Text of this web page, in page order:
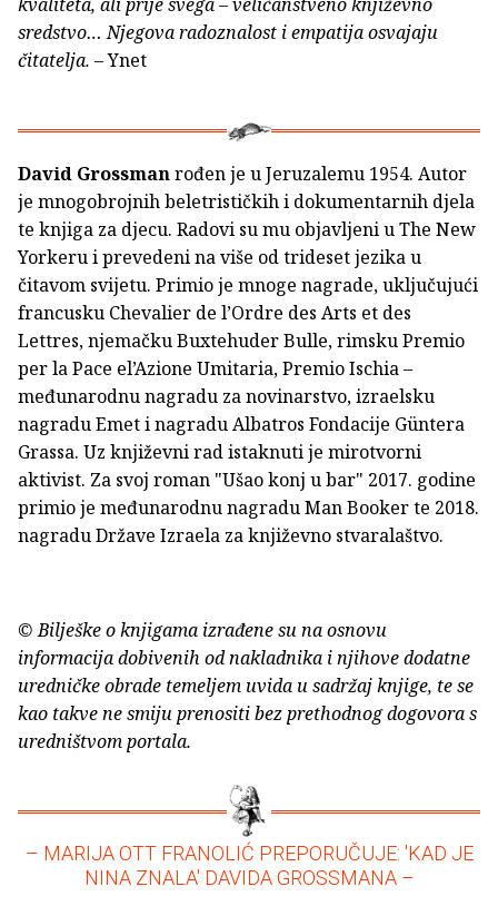
sredstvo… Njegova radoznalost i empatija osvajaju
čitatelja. – Ynet
David Grossmanrođen je u Jeruzalemu 1954. Autor
je mnogobrojnih beletrističkih i dokumentarnih djela
te knjiga za djecu. Radovi su mu objavljeni u The New
Yorkeru i prevedeni na više od trideset jezika u
čitavom svijetu. Primio je mnoge nagrade, uključujući
francusku Chevalier de l’Ordre des Arts et des
Lettres, njemačku Buxtehuder Bulle, rimsku Premio
per la Pace el’Azione Umitaria, Premio Ischia –
međunarodnu nagradu za novinarstvo, izraelsku
nagradu Emet i nagradu Albatros Fondacije Güntera
Grassa. Uz književni rad istaknuti je mirotvorni
aktivist. Za svoj roman "Ušao konj u bar" 2017. godine
primio je međunarodnu nagradu Man Booker te 2018.
nagradu Države Izraela za književno stvaralaštvo.
© Bilješke o knjigama izrađene su na osnovu
informacija dobivenih od nakladnika i njihove dodatne
uredničke obrade temeljem uvida u sadržaj knjige, te se
kao takve ne smiju prenositi bez prethodnog dogovora s
uredništvom portala.
– MARIJA OTT FRANOLIĆ PREPORUČUJE: 'KAD JE
NINA ZNALA' DAVIDA GROSSMANA –